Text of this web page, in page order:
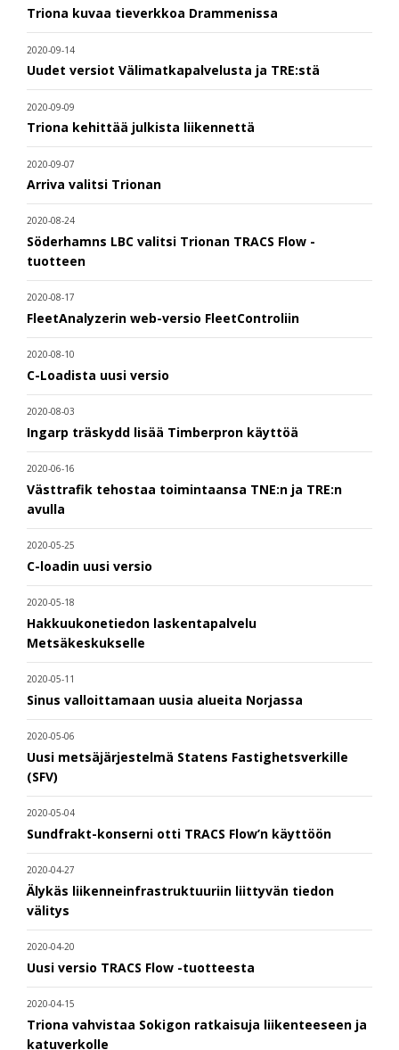
Triona kuvaa tieverkkoa Drammenissa
2020-09-14
Uudet versiot Välimatkapalvelusta ja TRE:stä
2020-09-09
Triona kehittää julkista liikennettä
2020-09-07
Arriva valitsi Trionan
2020-08-24
Söderhamns LBC valitsi Trionan TRACS Flow -
tuotteen
2020-08-17
FleetAnalyzerin web-versio FleetControliin
2020-08-10
C-Loadista uusi versio
2020-08-03
Ingarp träskydd lisää Timberpron käyttöä
2020-06-16
Västtrafik tehostaa toimintaansa TNE:n ja TRE:n
avulla
2020-05-25
C-loadin uusi versio
2020-05-18
Hakkuukonetiedon laskentapalvelu
Metsäkeskukselle
2020-05-11
Sinus valloittamaan uusia alueita Norjassa
2020-05-06
Uusi metsäjärjestelmä Statens Fastighetsverkille
(SFV)
2020-05-04
Sundfrakt-konserni otti TRACS Flow’n käyttöön
2020-04-27
Älykäs liikenneinfrastruktuuriin liittyvän tiedon
välitys
2020-04-20
Uusi versio TRACS Flow -tuotteesta
2020-04-15
Triona vahvistaa Sokigon ratkaisuja liikenteeseen ja
katuverkolle